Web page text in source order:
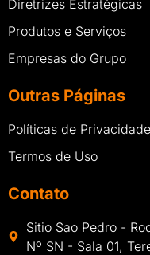
Diretrizes Estratégicas
Produtos e Serviços
Empresas do Grupo
Outras Páginas
Políticas de Privacidade
Termos de Uso
Contato
Sitio Sao Pedro -
Nº SN - Sala 01,